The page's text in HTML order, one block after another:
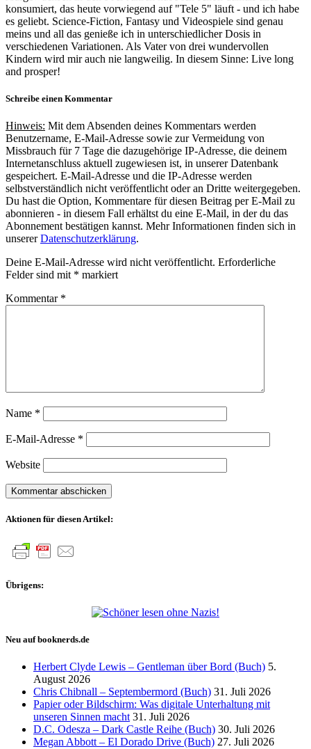
konsumiert, das heute vorwiegend auf "Tele 5" läuft - und ich habe
es geliebt. Science-Fiction, Fantasy und Videospiele sind genau
meins und all das genieße ich in unterschiedlicher Dosis in
verschiedenen Variationen. Als Vater von drei wundervollen
Kindern wird mir auch nie langweilig. In diesem Sinne: Live long
and prosper!
Schreibe einen Kommentar
Hinweis: Mit dem Absenden deines Kommentars werden
Benutzername, E-Mail-Adresse sowie zur Vermeidung von
Missbrauch für 7 Tage die dazugehörige IP-Adresse, die deinem
Internetanschluss aktuell zugewiesen ist, in unserer Datenbank
gespeichert. E-Mail-Adresse und die IP-Adresse werden
selbstverständlich nicht veröffentlicht oder an Dritte weitergegeben.
Du hast die Option, Kommentare für diesen Beitrag per E-Mail zu
abonnieren - in diesem Fall erhältst du eine E-Mail, in der du das
Abonnement bestätigen kannst. Mehr Informationen finden sich in
unsererDatenschutzerklärung.
Deine E-Mail-Adresse wird nicht veröffentlicht. Erforderliche
Felder sind mit * markiert
Kommentar *
Name *
E-Mail-Adresse *
Website
Aktionen für diesen Artikel:
Übrigens:
Neu auf booknerds.de
Herbert Clyde Lewis – Gentleman über Bord (Buch) 5.
August 2026
Chris Chibnall – Septembermord (Buch) 31. Juli 2026
Papier oder Bildschirm: Was digitale Unterhaltung mit
unseren Sinnen macht 31. Juli 2026
D.C. Odesza – Dark Castle Reihe (Buch) 30. Juli 2026
Megan Abbott – El Dorado Drive (Buch) 27. Juli 2026